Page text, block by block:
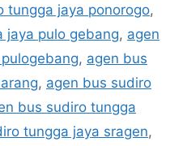
tungga jaya ponorogo,
jaya pulo gebang, agen
, agen bus
, agen bus sudiro
bus sudiro tungga
tungga jaya sragen,